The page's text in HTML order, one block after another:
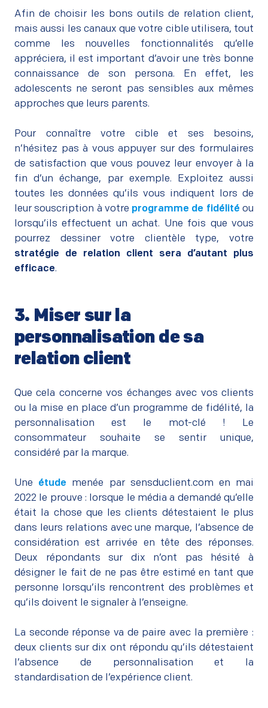
Afin de choisir les bons outils de relation client,
mais aussi les canaux que votre cible utilisera, tout
comme les nouvelles fonctionnalités qu’elle
appréciera, il est important d’avoir une très bonne
connaissance de son persona. En effet, les
adolescents ne seront pas sensibles aux mêmes
approches que leurs parents.
Pour connaître votre cible et ses besoins,
n’hésitez pas à vous appuyer sur des formulaires
de satisfaction que vous pouvez leur envoyer à la
fin d’un échange, par exemple. Exploitez aussi
toutes les données qu’ils vous indiquent lors de
leur souscription à votre programme de fidélité ou
lorsqu’ils effectuent un achat. Une fois que vous
pourrez dessiner votre clientèle type, votre
stratégie de relation client sera d’autant plus
efficace.
3. Miser sur la
personnalisation de sa
relation client
Que cela concerne vos échanges avec vos clients
ou la mise en place d’un programme de fidélité, la
personnalisation est le mot-clé ! Le
consommateur souhaite se sentir unique,
considéré par la marque.
Une
étude
menée par sensduclient.com en mai
2022 le prouve : lorsque le média a demandé qu’elle
était la chose que les clients détestaient le plus
dans leurs relations avec une marque, l’absence de
considération est arrivée en tête des réponses.
Deux répondants sur dix n’ont pas hésité à
désigner le fait de ne pas être estimé en tant que
personne lorsqu’ils rencontrent des problèmes et
qu’ils doivent le signaler à l’enseigne.
La seconde réponse va de paire avec la première :
deux clients sur dix ont répondu qu’ils détestaient
l’absence de personnalisation et la
standardisation de l’expérience client.